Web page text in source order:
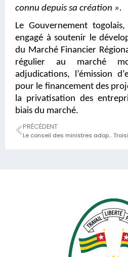
connu depuis sa création ».
Le Gouvernement
engagé à soutenir le
du Marché Financier
régulier au marché
adjudications, l’émission
pour le financement des
la privatisation des
biais du marché.
PRÉCÉDENT
Le conseil des ministres adopte la loi de règlement gestion 2017